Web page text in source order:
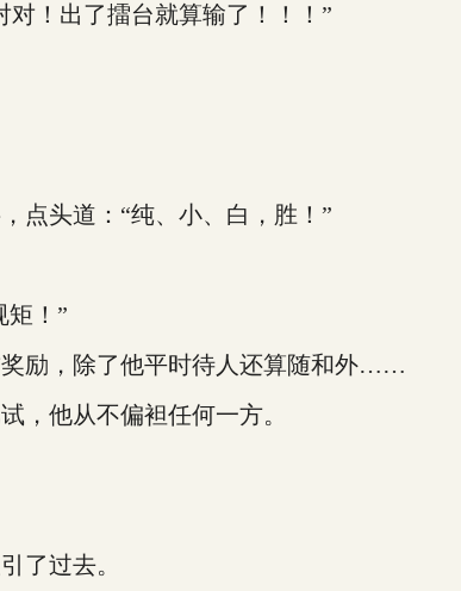
！出了擂台就算输了！！！”
头道：“纯、小、白，胜！”
！”
励，除了他平时待人还算随和外……
他从不偏袒任何一方。
了过去。